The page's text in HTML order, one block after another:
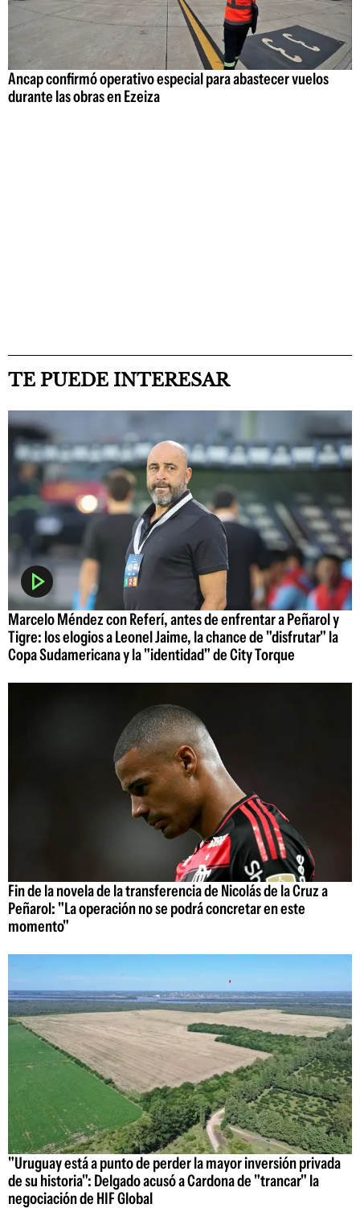
Ancap confirmó operativo especial para abastecer vuelos
durante las obras en Ezeiza
TE PUEDE INTERESAR
Marcelo Méndez con Referí, antes de enfrentar a Peñarol y
Tigre: los elogios a Leonel Jaime, la chance de "disfrutar" la
Copa Sudamericana y la "identidad" de City Torque
Fin de la novela de la transferencia de Nicolás de la Cruz a
Peñarol: "La operación no se podrá concretar en este
momento"
"Uruguay está a punto de perder la mayor inversión privada
de su historia": Delgado acusó a Cardona de "trancar" la
negociación de HIF Global